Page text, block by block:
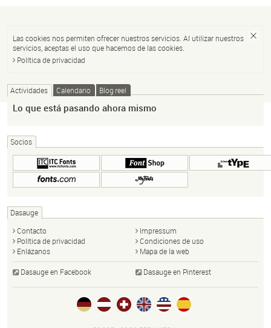
Las cookies nos permiten ofrecer nuestros servicios. Al utilizar nuestros
servicios, aceptas el uso que hacemos de las cookies.
Política de privacidad
Actividades Calendario Blog reel
Lo que está pasando ahora mismo
Socios
Dasauge
Contacto
Impressum
Política de privacidad
Condiciones de uso
Enlázanos
Mapa de la web
Dasauge en Facebook Dasauge en Pinterest